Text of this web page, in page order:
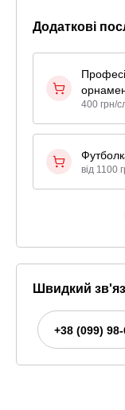
Додаткові
400 грн/
від 1100
Швидкий
+38 (099)